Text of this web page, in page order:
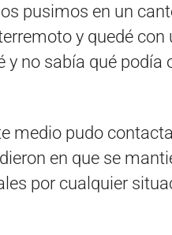
pusimos en un
y quedé con
no sabía qué podía
medio pudo
en que se
por cualquier